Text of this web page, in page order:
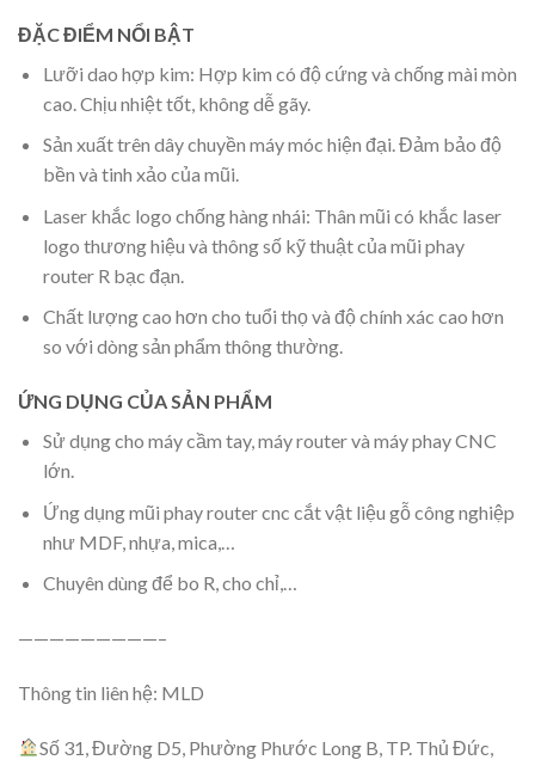
ĐẶC ĐIỂM NỔI BẬT
Lưỡi dao hợp kim: Hợp kim có độ cứng và chống mài mòn
cao. Chịu nhiệt tốt, không dễ gãy.
Sản xuất trên dây chuyền máy móc hiện đại. Đảm bảo độ
bền và tinh xảo của mũi.
Laser khắc logo chống hàng nhái: Thân mũi có khắc laser
logo thương hiệu và thông số kỹ thuật của mũi phay
router R bạc đạn.
Chất lượng cao hơn cho tuổi thọ và độ chính xác cao hơn
so với dòng sản phẩm thông thường.
ỨNG DỤNG CỦA SẢN PHẨM
Sử dụng cho máy cầm tay, máy router và máy phay CNC
lớn.
Ứng dụng mũi phay router cnc cắt vật liệu gỗ công nghiệp
như MDF, nhựa, mica,…
Chuyên dùng để bo R, cho chỉ,…
—————————–
Thông tin liên hệ: MLD
Số 31, Đường D5, Phường Phước Long B, TP. Thủ Đức,